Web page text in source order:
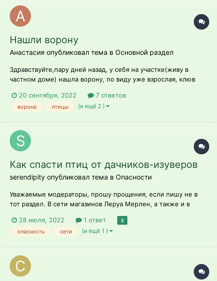
Нашли ворону
Aнастасия опубликовал тема в Основной раздел
Здравствуйте,пару дней назад, у себя на участке(живу в
частном доме) нашла ворону, по виду уже взрослая, клюв
прогнать её от малины,а она шатается и взлететь не может.
Сразу поняла что с птичкой что-то не так, собака на неё
20 сентября, 2022 7 ответов
ворона птицы (и ещё 2 )
Как спасти птиц от дачников-изуверов
serendipity опубликовал тема в Опасности
Уважаемые модераторы, прошу прощения, если пишу не в
тот раздел. В сети магазинов Леруа Мерлен, а также и в
и раскупаемый товар Сетка от птиц, якобы для сохранения
урожая. Это чудовищное изуверское орудие уничтожения
28 июля, 2022 1 ответ 3
опасность сети (и ещё 1 )